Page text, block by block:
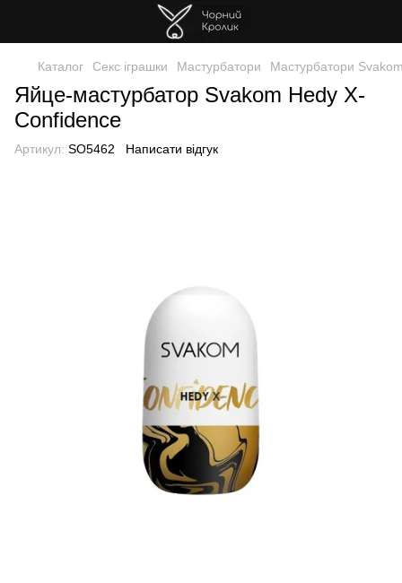
Каталог Секс іграшки Мастурбатори Мастурбатори
Яйце-мастурбатор Svakom Hedy X-
Confidence
Артикул: SO5462 Написати відгук